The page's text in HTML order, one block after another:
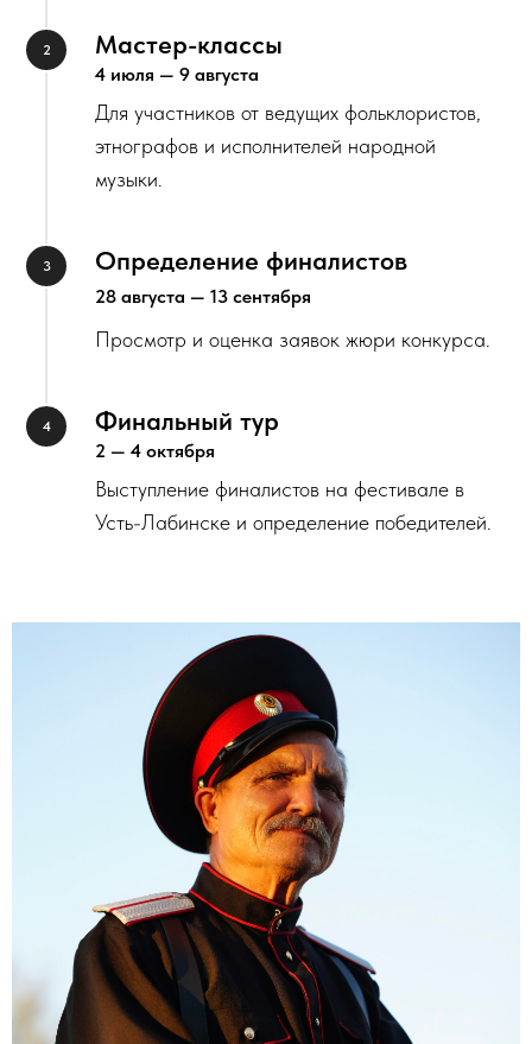
Мастер-классы
4 июля — 9 августа
Для участников от ведущих фольклористов,
этнографов и исполнителей народной
музыки.
Определение финалистов
28 августа — 13 сентября
Просмотр и оценка заявок жюри конкурса.
Финальный тур
2 — 4 октября
Выступление финалистов на фестивале в
Усть-Лабинске и определение победителей.